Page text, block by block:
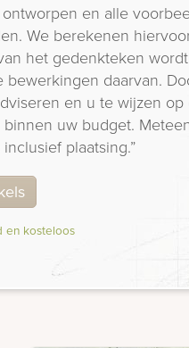
en alle
We berekenen
het gedenkteken
daarvan.
en u te wijzen op
uw budget.
plaatsing.”
en kosteloos